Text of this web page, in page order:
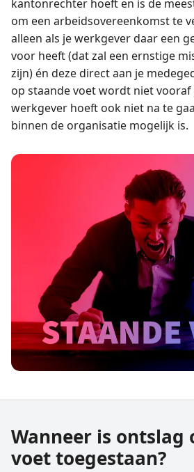
kantonrechter hoeft en is de
om een arbeidsovereenkomst te
alleen als je werkgever daar een
voor heeft (dat zal een ernstige
zijn) én deze direct aan je
op staande voet wordt niet
werkgever hoeft ook niet na te
binnen de organisatie mogelijk is.
Wanneer is ontslag
voet toegestaan?